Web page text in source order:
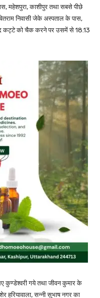
महेशपुरा, काशीपुर तथा सबसे पीछे
निवासी जेके अस्पताल के पास,
कट्टे को चैक करने पर उसमें से 18.13
कुण्डेश्वरी गये तथा जीवन कुमार के
सन्नी सुभाष नगर का